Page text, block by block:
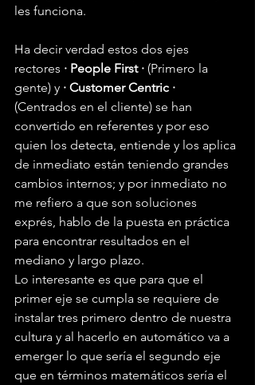
les funciona.
Ha decir verdad estos dos ejes
rectores · People First · (Primero la
gente) y · Customer Centric ·
(Centrados en el cliente) se han
convertido en referentes y por eso
quien los detecta, entiende y los aplica
de inmediato están teniendo grandes
cambios internos; y por inmediato no
me refiero a que son soluciones
exprés, hablo de la puesta en práctica
para encontrar resultados en el
mediano y largo plazo.
Lo interesante es que para que el
primer eje se cumpla se requiere de
instalar tres primero dentro de nuestra
cultura y al hacerlo en automático va a
emerger lo que sería el segundo eje
que en términos matemáticos sería el